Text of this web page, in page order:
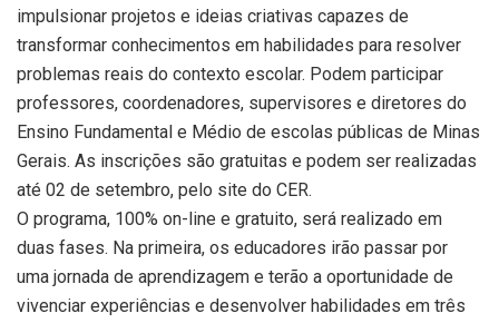
impulsionar projetos e ideias criativas capazes de
transformar conhecimentos em habilidades para resolver
problemas reais do contexto escolar. Podem participar
professores, coordenadores, supervisores e diretores do
Ensino Fundamental e Médio de escolas públicas de Minas
Gerais. As inscrições são gratuitas e podem ser realizadas
até 02 de setembro, pelo site do CER.
O programa, 100% on-line e gratuito, será realizado em
duas fases. Na primeira, os educadores irão passar por
uma jornada de aprendizagem e terão a oportunidade de
vivenciar experiências e desenvolver habilidades em três